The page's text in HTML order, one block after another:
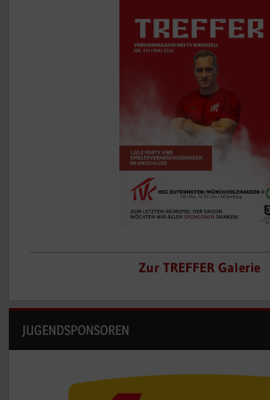
Zur TREFFER Galerie
JUGENDSPONSOREN